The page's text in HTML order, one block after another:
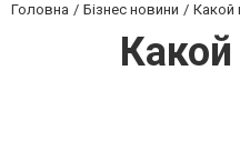
Головна Бізнес новини Какой